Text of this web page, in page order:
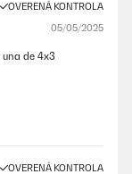
OVERENÁ KONTROLA
05/05/2025
de 4x3
OVERENÁ KONTROLA